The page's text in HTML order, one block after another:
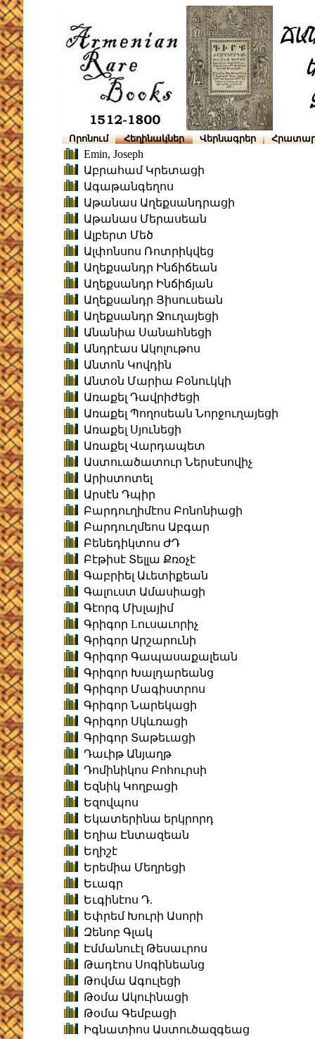
Որոնում Հեղինակներ Վերնագրեր
Emin, Joseph
Աբրահամ Կրետացի
Ագաթանգեղոս
Աթանաս Աղեքսանդրացի
Աթանաս Մերասեան
Ալբերտ Մեծ
Ալփոնսոս Ռոտրիկվեց
Աղեքսանդր Ինճիճեան
Աղեքսանդր Ինճիճյան
Աղեքսանդր Յիսուսեան
Աղեքսանդր Ջուղայեցի
Անանիա Սանահնեցի
Անդրէաս Ակոլութոս
Անտոն Կովդին
Անտօն Մարիա Բօնուկկի
Առաքել Դավրիժեցի
Առաքել Պողոսեան Նորջուղայեցի
Առաքել Սյունեցի
Առաքել Վարդապետ
Աստուածատուր Ներսէսովիչ
Արիստոտել
Արսէն Դպիր
Բարդուղիմէոս Բոնոնիացի
Բարդուղմեոս Աբգար
Բենեդիկտոս ԺԴ
Բէթիսէ Տելլա Քռօչէ
Գաբրիել Աւետիքեան
Գալուստ Ամասիացի
Գէորգ Մխլայիմ
Գրիգոր Lուսաւորիչ
Գրիգոր Արշարունի
Գրիգոր Գապասաքալեան
Գրիգոր Խալդարեանց
Գրիգոր Մագիստրոս
Գրիգոր Նարեկացի
Գրիգոր Սկևռացի
Գրիգոր Տաթեւացի
Դաւիթ Անյաղթ
Դոմինիկոս Բոհուրսի
Եզնիկ Կողբացի
Եզովպոս
Եկատերինա երկրորդ
Եղիա Էնտազեան
Եղիշէ
Երեմիա Մեղրեցի
Եւագր
Եւգինէոս Դ.
Եփրեմ Խուրի Ասորի
Զենոբ Գլակ
Էմմանուէլ Թեսաւրոս
Թադէոս Սոգինեանց
Թովմա Ագուլեցի
Թօմա Ակուինացի
Թօմա Գեմբացի
Իգնատիոս Աստուծազգեաց